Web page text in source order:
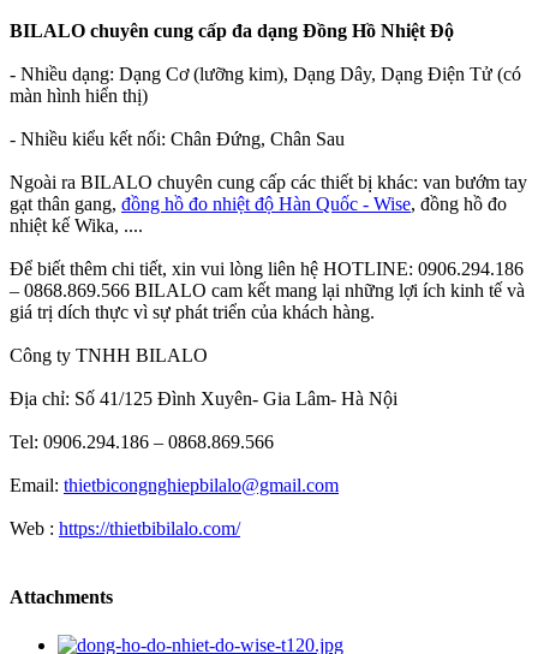
BILALO chuyên cung cấp đa dạng Đồng Hồ Nhiệt Độ
- Nhiều dạng: Dạng Cơ (lưỡng kim), Dạng Dây, Dạng Điện Tử (có
màn hình hiển thị)
- Nhiều kiểu kết nối: Chân Đứng, Chân Sau
Ngoài ra BILALO chuyên cung cấp các thiết bị khác: van bướm tay
gạt thân gang, đồng hồ đo nhiệt độ Hàn Quốc - Wise, đồng hồ đo
nhiệt kế Wika, ....
Để biết thêm chi tiết, xin vui lòng liên hệ HOTLINE: 0906.294.186
– 0868.869.566 BILALO cam kết mang lại những lợi ích kinh tế và
giá trị dích thực vì sự phát triển của khách hàng.
Công ty TNHH BILALO
Địa chỉ: Số 41/125 Đình Xuyên- Gia Lâm- Hà Nội
Tel: 0906.294.186 – 0868.869.566
Email: thietbicongnghiepbilalo@gmail.com
Web : https://thietbibilalo.com/
Attachments